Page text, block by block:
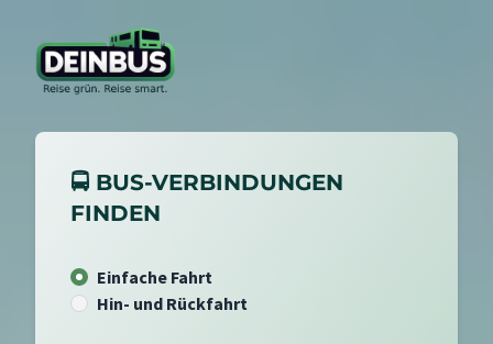
🚍 BUS-VERBINDUNGEN
FINDEN
Einfache Fahrt
Hin- und Rückfahrt